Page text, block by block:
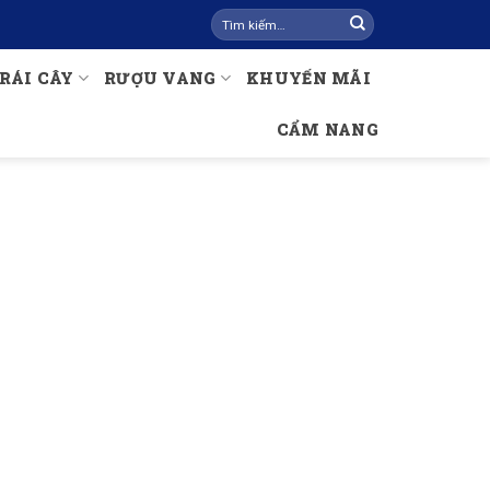
Tìm
kiếm:
CÂY RƯỢU VANG KHUYẾN MÃI
CẨM NANG